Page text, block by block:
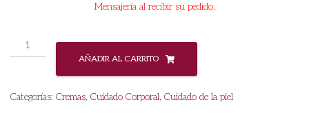
Mensajería al recibir su pedido.
Loción
corporal
y
AÑADIR AL CARRITO
Categorías: Cremas, Cuidado Corporal, Cuidado de la piel